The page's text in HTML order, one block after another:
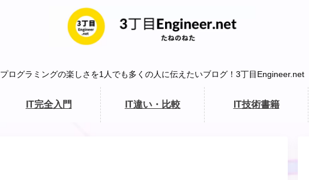
プログラミングの楽しさを1人でも多くの人に伝えたいブログ！3丁目Engineer.net
IT完全入門 IT違い・比較 IT技術書籍